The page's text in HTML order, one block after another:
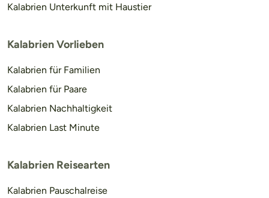
Kalabrien Unterkunft mit Haustier
Kalabrien Vorlieben
Kalabrien für Familien
Kalabrien für Paare
Kalabrien Nachhaltigkeit
Kalabrien Last Minute
Kalabrien Reisearten
Kalabrien Pauschalreise